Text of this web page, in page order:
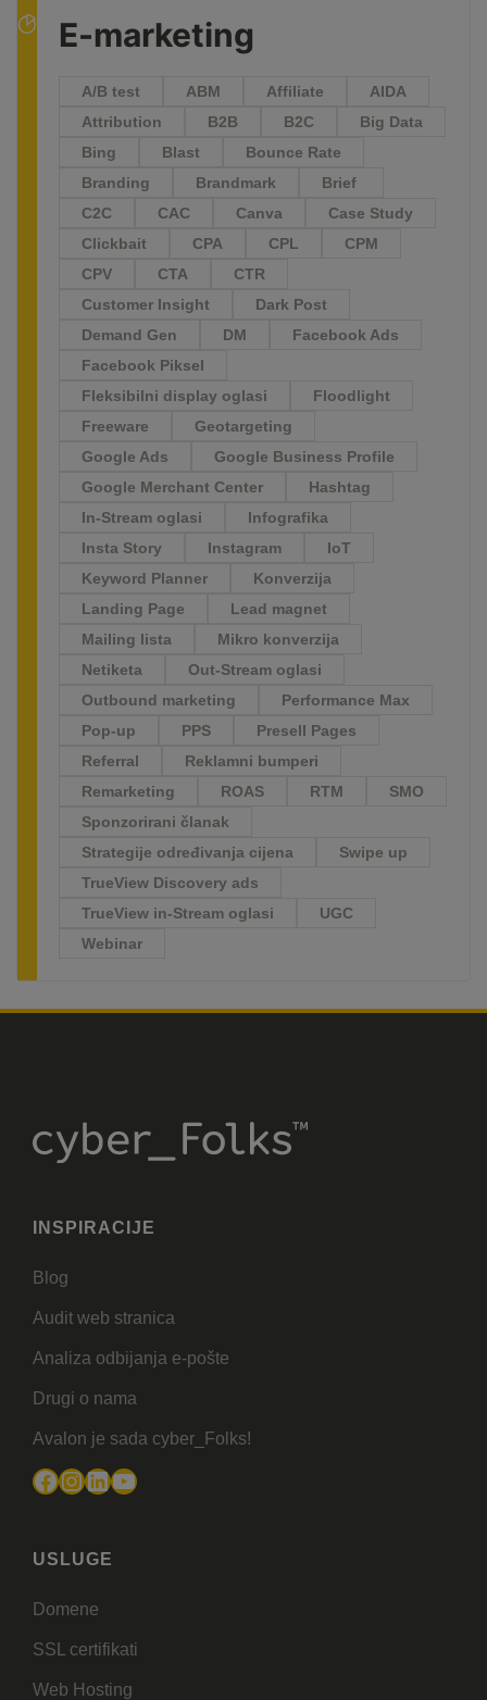
E-marketing
A/B test ABM Affiliate
AIDA
Attribution
B2B B2C
Big Data
Bing
Blast
Bounce Rate
Branding
Brandmark
Brief
C2C
CAC Canva
Case Study
Clickbait
CPA CPL
CPM
CPV
CTA
CTR
Customer Insight
Dark Post
Demand Gen
DM
Facebook Ads
Facebook Piksel
Fleksibilni display oglasi
Floodlight
Freeware
Geotargeting
Google Ads
Google Business Profile
Google Merchant Center
Hashtag
In-Stream oglasi
Infografika
Insta Story
Instagram
IoT
Keyword Planner
Konverzija
Landing Page
Lead magnet
Mailing lista
Mikro konverzija
Netiketa
Out-Stream oglasi
Outbound marketing
Performance Max
Pop-up
PPS
Presell Pages
Referral
Reklamni bumperi
Remarketing
ROAS RTM
SMO
Sponzorirani članak
Strategije određivanja cijena
Swipe up
TrueView Discovery ads
TrueView in-Stream oglasi
UGC
Webinar
INSPIRACIJE
Blog
Audit web stranica
Analiza odbijanja e-pošte
Drugi o nama
Avalon je sada cyber_Folks!
Facebook
Instagram
LinkedIn
YouTube
USLUGE
Domene
SSL certifikati
Web Hosting